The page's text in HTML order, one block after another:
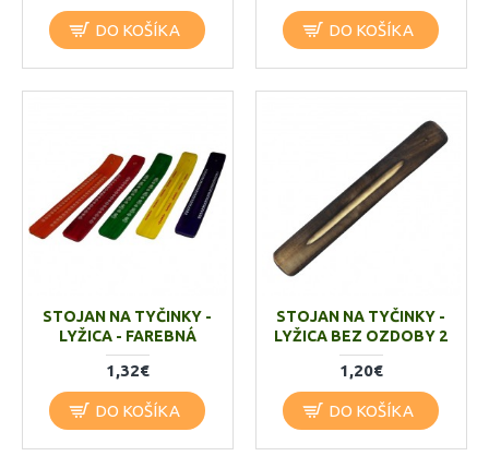
DO KOŠÍKA DO KOŠÍKA
STOJAN NA TYČINKY -
LYŽICA - FAREBNÁ
1,32€
DO KOŠÍKA
STOJAN NA TYČINKY -
LYŽICA BEZ OZDOBY 2
1,20€
DO KOŠÍKA